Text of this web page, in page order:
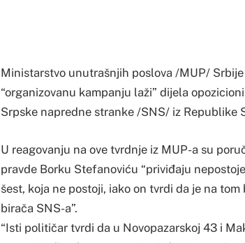
Ministarstvo unutrašnjih poslova /MUP/
“organizovanu kampanju laži” dijela
Srpske napredne stranke /SNS/ iz Republike
U reagovanju na ove tvrdnje iz MUP-a su
pravde Borku Stefanoviću “priviđaju
šest, koja ne postoji, iako on tvrdi da je na
birača SNS-a”.
“Isti političar tvrdi da u Novopazarskoj 43 i